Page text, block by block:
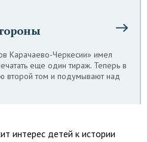
Карачаево-Черкесии» имел
еще один тираж. Теперь в
второй том и подумывают над
интерес детей к истории